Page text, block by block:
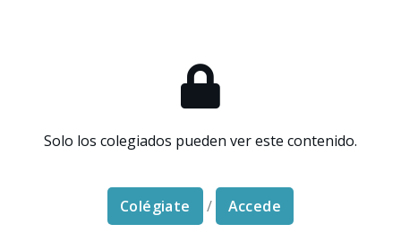
Solo los colegiados pueden ver este contenido.
Colégiate / Accede